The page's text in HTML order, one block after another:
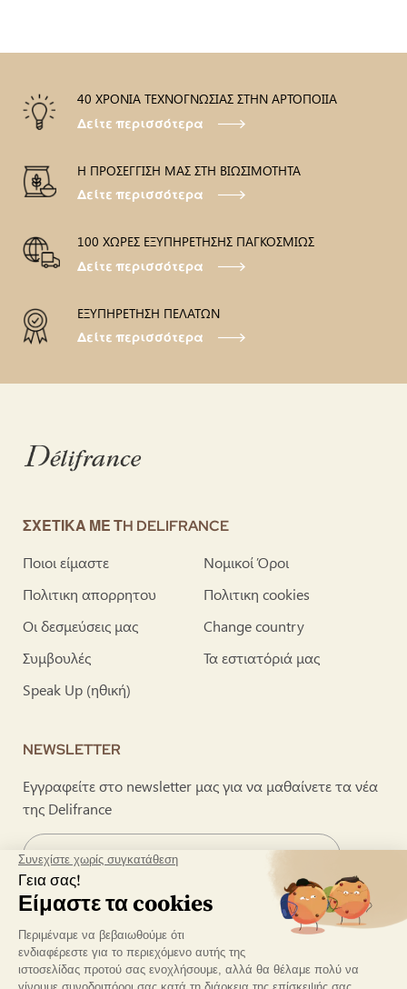
40 ΧΡΟΝΙΑ ΤΕΧΝΟΓΝΩΣΙΑΣ ΣΤΗΝ ΑΡΤΟΠΟΙΙΑ
Δείτε περισσότερα
Η ΠΡΟΣΕΓΓΙΣΗ ΜΑΣ ΣΤΗ ΒΙΩΣΙΜΟΤΗΤΑ
Δείτε περισσότερα
100 ΧΩΡΕΣ ΕΞΥΠΗΡΕΤΗΣΗΣ ΠΑΓΚΟΣΜΙΩΣ
Δείτε περισσότερα
ΕΞΥΠΗΡΕΤΗΣΗ ΠΕΛΑΤΩΝ
Δείτε περισσότερα
ΣΧΕΤΙΚΑ ΜΕ ΤH DELIFRANCE
Ποιοι είμαστε
Νομικοί Όροι
Πολιτικη απορρητου
Πολιτικη cookies
Οι δεσμεύσεις μας
Change country
Συμβουλές
Τα εστιατόριά μας
Speak Up (ηθική)
NEWSLETTER
Εγγραφείτε στο newsletter μας για να μαθαίνετε τα νέα
της Delifrance
Συμφωνώ να λαμβάνω το newsletter της Delifrance